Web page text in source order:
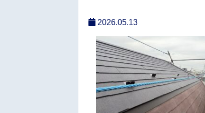
2026.05.13